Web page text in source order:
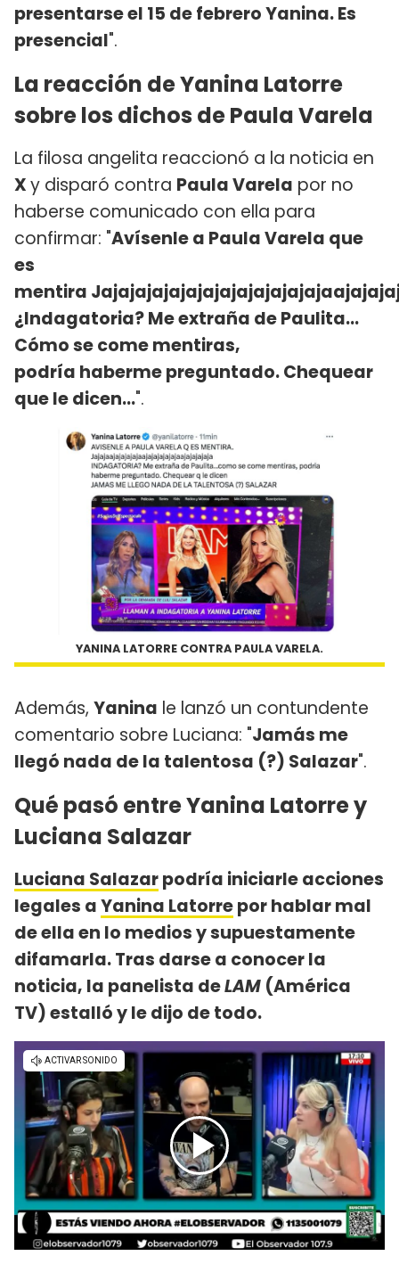
presentarse el 15 de febrero Yanina. Es
presencial".
La reacción de Yanina Latorre
sobre los dichos de Paula Varela
La filosa angelita reaccionó a la noticia en
Xy disparó contra Paula Varela por no
haberse comunicado con ella para
confirmar: "Avísenle a Paula Varela que
es
mentira
¿Indagatoria? Me extraña de Paulita…
Cómo se come mentiras,
podría haberme preguntado. Chequear
que le dicen...".
YANINA LATORRE CONTRA PAULA VARELA.
Además, Yanina le lanzó un contundente
comentario sobre Luciana: "Jamás me
llegó nada de la talentosa (?) Salazar".
Qué pasó entre Yanina Latorre y
Luciana Salazar
Luciana Salazarpodría iniciarle acciones
legales aYanina Latorrepor hablar mal
de ella en lo medios y supuestamente
difamarla. Tras darse a conocer la
noticia, la panelista deLAM (América
TV) estalló y le dijo de todo.